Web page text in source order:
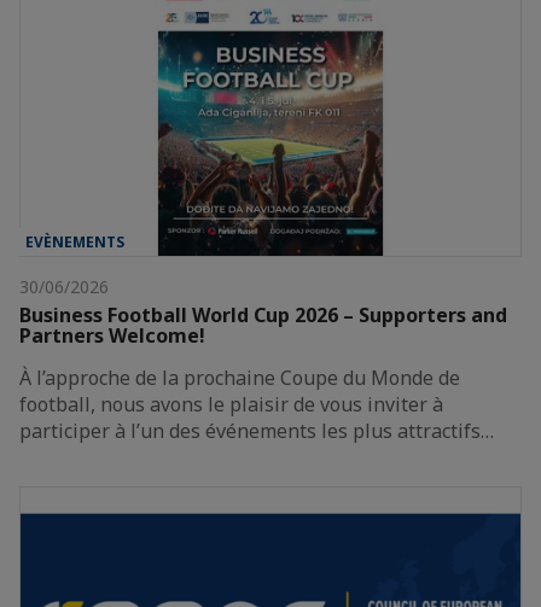
EVÈNEMENTS
30/06/2026
Business Football World Cup 2026 – Supporters and
Partners Welcome!
À l’approche de la prochaine Coupe du Monde de
football, nous avons le plaisir de vous inviter à
participer à l’un des événements les plus attractifs…